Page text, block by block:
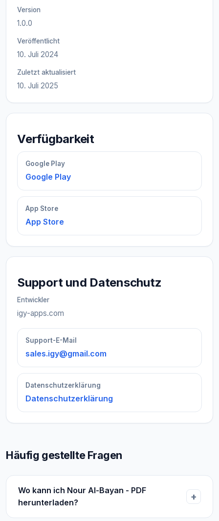
Version
1.0.0
Veröffentlicht
10. Juli 2024
Zuletzt aktualisiert
10. Juli 2025
Verfügbarkeit
Google Play
Google Play
App Store
App Store
Support und Datenschutz
Entwickler
igy-apps.com
Support-E-Mail
sales.igy@gmail.com
Datenschutzerklärung
Datenschutzerklärung
Häufig gestellte Fragen
Wo kann ich Nour Al-Bayan - PDF
herunterladen?